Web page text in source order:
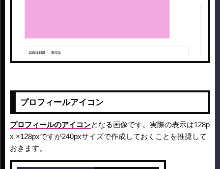
プロフィールアイコン
プロフィールのアイコンとなる画像です。実際の表示は128p
x ×128pxですが240pxサイズで作成しておくことを推奨して
おきます。